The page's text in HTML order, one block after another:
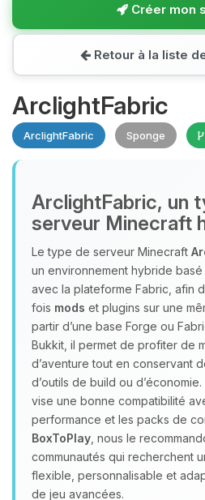
Créer mon
Retour à la liste
ArclightFabric
ArclightFabric Sponge
ArclightFabric, un
serveur Minecraft
Le type de serveur Minecraft
un environnement hybride
avec la plateforme Fabric, afin
fois mods et plugins sur une
partir d’une base Forge ou
Bukkit, il permet de profiter de
d’aventure tout en conservant
d’outils de build ou
vise une bonne compatibilité
performance et les packs de
BoxToPlay , nous le
communautés qui recherchent
flexible, personnalisable et
de jeu avancées.
Youpi, enfin
parler ! Moi c’est
assistant BoxToPlay.
tu as besoin et je
petits circuits pour
06/08/2026 à 06:11